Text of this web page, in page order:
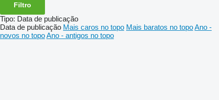
Filtro
Tipo: Data de publicação
Data de publicação Mais caros no topo Mais baratos no topoAno -
novos no topoAno - antigos no topo